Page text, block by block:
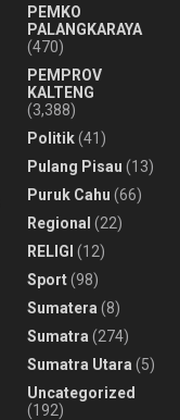
PEMKO
PALANGKARAYA
(470)
PEMPROV
KALTENG
(3,388)
Politik(41)
Pulang Pisau (13)
Puruk Cahu (66)
Regional (22)
RELIGI (12)
Sport(98)
Sumatera (8)
Sumatra (274)
Sumatra Utara (5)
Uncategorized
(192)